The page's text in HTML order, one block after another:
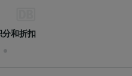
分和折扣